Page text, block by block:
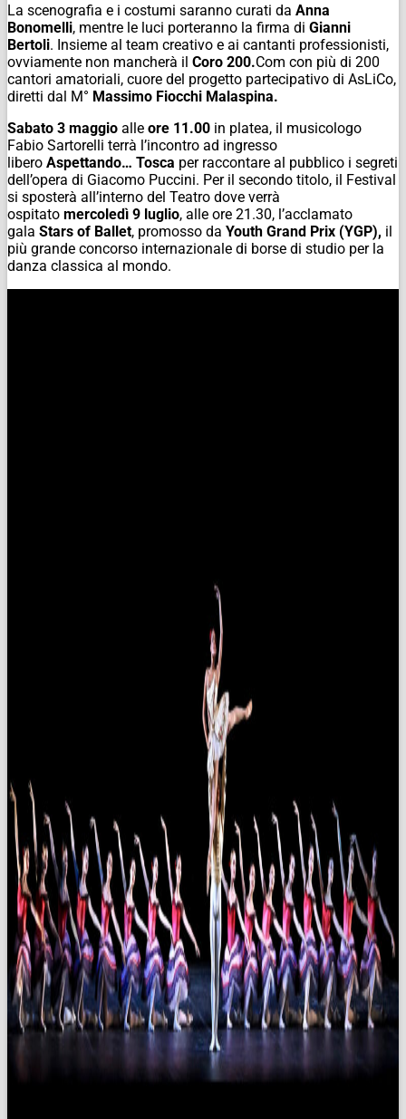
La scenografia e i costumi saranno curati da Anna
Bonomelli, mentre le luci porteranno la firma di Gianni
Bertoli. Insieme al team creativo e ai cantanti professionisti,
ovviamente non mancherà il Coro 200.Com con più di 200
cantori amatoriali, cuore del progetto partecipativo di AsLiCo,
diretti dal M° Massimo Fiocchi Malaspina.
Sabato 3 maggio alle ore 11.00 in platea, il musicologo
Fabio Sartorelli terrà l’incontro ad ingresso
libero Aspettando… Tosca per raccontare al pubblico i segreti
dell’opera di Giacomo Puccini. Per il secondo titolo, il Festival
si sposterà all’interno del Teatro dove verrà
ospitato mercoledì 9 luglio, alle ore 21.30, l’acclamato
gala Stars of Ballet, promosso da Youth Grand Prix (YGP), il
più grande concorso internazionale di borse di studio per la
danza classica al mondo.